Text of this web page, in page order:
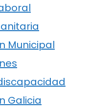
Municipal
Galicia